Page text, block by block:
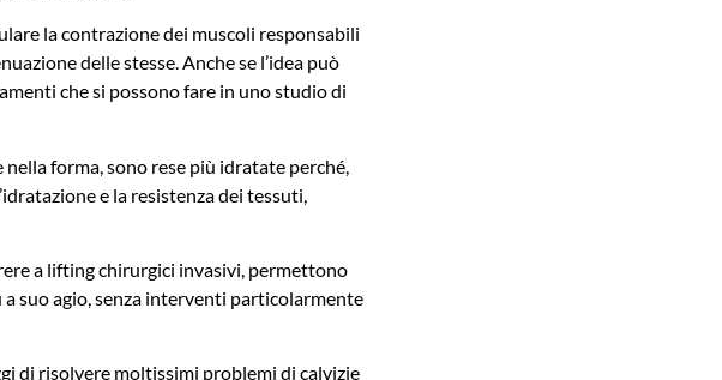
la contrazione dei muscoli responsabili
delle stesse. Anche se l’idea può
che si possono fare in uno studio di
forma, sono rese più idratate perché,
e la resistenza dei tessuti,
a lifting chirurgici invasivi, permettono
suo agio, senza interventi particolarmente
di risolvere moltissimi problemi di calvizie